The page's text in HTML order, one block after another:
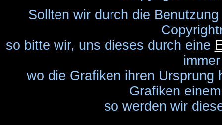
Sollten wir durch die
so bitte wir, uns dieses durch eine
wo die Grafiken ihren Ursprung
Grafiken
so werden wir